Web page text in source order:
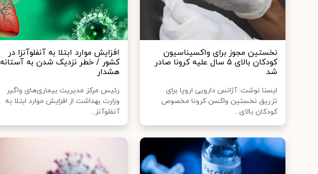
نخستین مجوز برای واکسیناسیون
کودکان بالای ۵ سال علیه کرونا صادر
شد
ایسنا نوشت: آژانس دارویی اروپا برای
تزریق نخستین واکسن کرونا مخصوص
کودکان بالای...
افزایش موارد ابتلا به آنفلوآنزا در
کشور / خطر نزدیک شدن به آستانه
هشدار
رئیس مرکز مدیریت بیماری‌های واگیر
وزارت بهداشت از افزایش موارد ابتلا به
آنفلوآنز...